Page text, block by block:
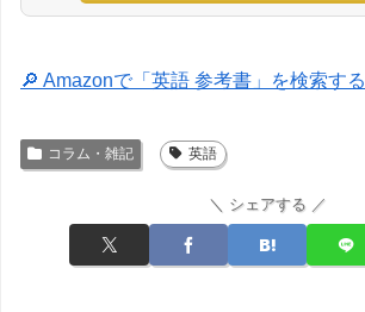
🔎 Amazonで「英語 参考書」を検索する
コラム・雑記 英語
＼ シェアする ／